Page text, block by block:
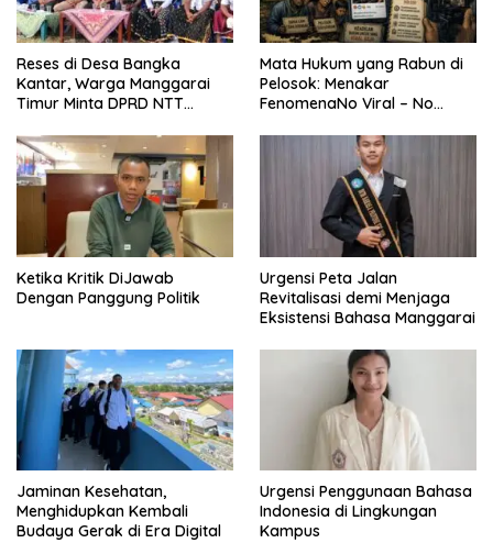
Reses di Desa Bangka
Kantar, Warga Manggarai
Timur Minta DPRD NTT
Pergub Larangan Beli BBM
Bersubsidi Bagi Penunggak
Pajak
Mata Hukum yang Rabun di
Pelosok: Menakar
FenomenaNo Viral – No
Ketika Kritik DiJawab
Dengan Panggung Politik
Urgensi Peta Jalan
Revitalisasi demi Menjaga
Eksistensi Bahasa Manggarai
Jaminan Kesehatan,
Menghidupkan Kembali
Budaya Gerak di Era Digital
Urgensi Penggunaan Bahasa
Indonesia di Lingkungan
Kampus